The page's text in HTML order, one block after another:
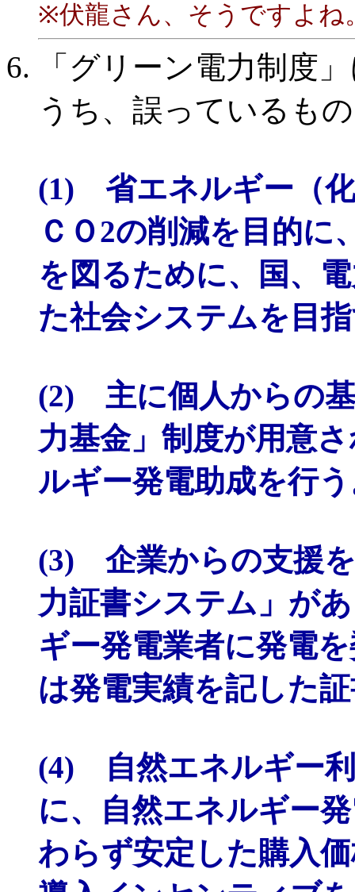
※伏龍さん、そうですよね
「グリーン電力制度
うち、誤っているも
(1) 省エネルギー（
ＣＯ2の削減を目的に
を図るために、国、
た社会システムを目
(2) 主に個人からの
力基金」制度が用意
ルギー発電助成を行
(3) 企業からの支援
力証書システム」が
ギー発電業者に発電
は発電実績を記した
(4) 自然エネルギー
に、自然エネルギー
わらず安定した購入